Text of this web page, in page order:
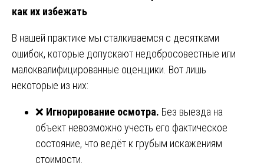
как их избежать
В нашей практике мы сталкиваемся с десятками
ошибок, которые допускают недобросовестные или
малоквалифицированные оценщики. Вот лишь
некоторые из них:
❌ Игнорирование осмотра. Без выезда на
объект невозможно учесть его фактическое
состояние, что ведёт к грубым искажениям
стоимости.